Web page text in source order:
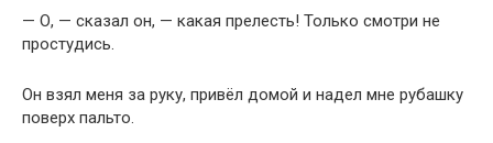
— О, — сказал он, — какая прелесть! Только смотри не
простудись.
Он взял меня за руку, привёл домой и надел мне рубашку
поверх пальто.